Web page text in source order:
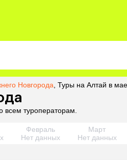
Новгорода Туры на Алтай в
туроператорам.
Февраль
Нет данных
Март
Нет данных